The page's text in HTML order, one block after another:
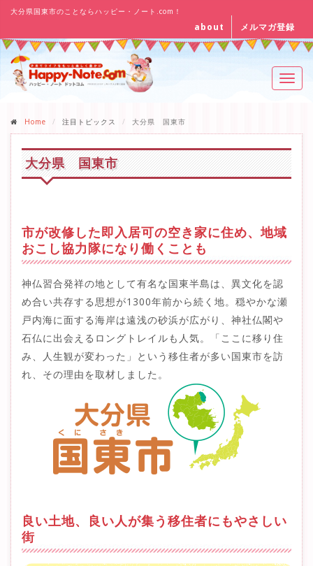
大分県国東市のことならハッピー・ノート.com！
about メルマガ登録
Home 注目トピックス 大分県 国東市
大分県 国東市
市が改修した即入居可の空き家に住め、地域
おこし協力隊になり働くことも
神仏習合発祥の地として有名な国東半島は、異文化を認
め合い共存する思想が1300年前から続く地。穏やかな瀬
戸内海に面する海岸は遠浅の砂浜が広がり、神社仏閣や
石仏に出会えるロングトレイルも人気。「ここに移り住
み、人生観が変わった」という移住者が多い国東市を訪
れ、その理由を取材しました。
良い土地、良い人が集う移住者にもやさしい
街